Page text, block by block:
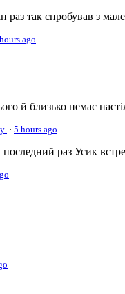
раз так спробував з
ago
й близько немає
· 5 hours ago
раз Усик